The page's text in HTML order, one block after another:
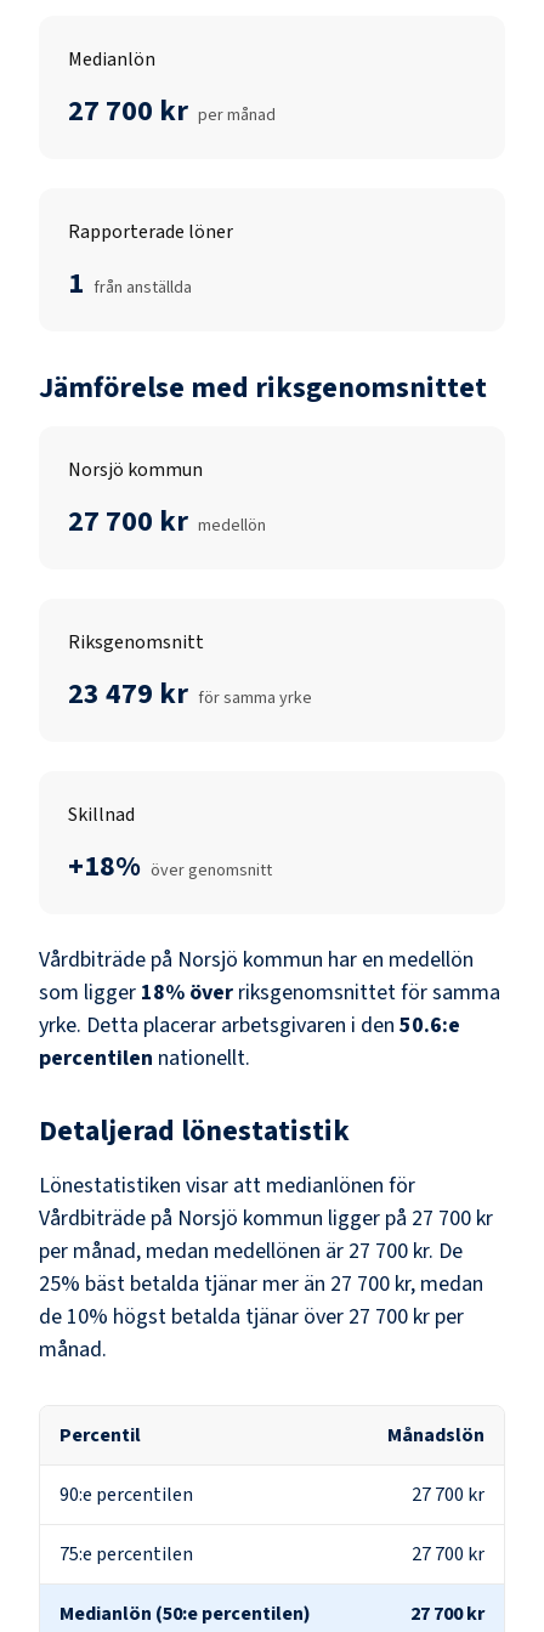
Medianlön
27 700 kr per månad
Rapporterade löner
1 från anställda
Jämförelse med riksgenomsnittet
Norsjö kommun
27 700 kr medellön
Riksgenomsnitt
23 479 kr för samma yrke
Skillnad
+18% över genomsnitt
Vårdbiträde på Norsjö kommun har en medellön
som ligger 18% över riksgenomsnittet för samma
yrke. Detta placerar arbetsgivaren i den 50.6:e
percentilen nationellt.
Detaljerad lönestatistik
Lönestatistiken visar att medianlönen för
Vårdbiträde på Norsjö kommun ligger på 27 700 kr
per månad, medan medellönen är 27 700 kr. De
25% bäst betalda tjänar mer än 27 700 kr, medan
de 10% högst betalda tjänar över 27 700 kr per
månad.
Percentil Månadslön
90:e percentilen 27 700 kr
75:e percentilen 27 700 kr
Medianlön (50:e percentilen) 27 700 kr